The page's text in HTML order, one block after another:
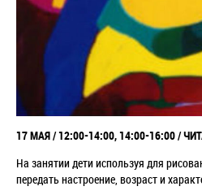
17 МАЯ / 12:00-14:00, 14:00-16:00 /
На занятии дети используя для
передать настроение, возраст и